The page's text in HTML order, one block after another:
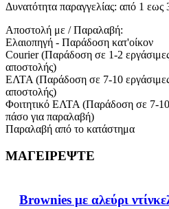
Δυνατότητα παραγγελίας: από 1 εως
Αποστολή με / Παραλαβή:
Ελαιοπηγή - Παράδοση κατ'οίκον
Courier (Παράδοση σε 1-2
αποστολής)
ΕΛΤΑ (Παράδοση σε 7-10
αποστολής)
Φοιτητικό ΕΛΤΑ (Παράδοση σε 7-10
πάσο για παραλαβή)
Παραλαβή από το κατάστημα
ΜΑΓΕΙΡΕΨΤΕ
Brownies με αλεύρι